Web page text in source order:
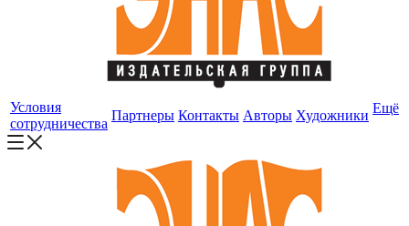
Условия
сотрудничества
Партнеры Контакты Авторы Художники Ещё